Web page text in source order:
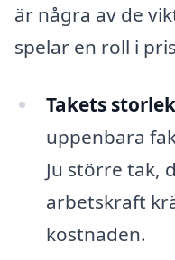
är några av de
spelar en roll i
Takets
uppenbara
Ju större tak,
arbetskraft
kostnaden.